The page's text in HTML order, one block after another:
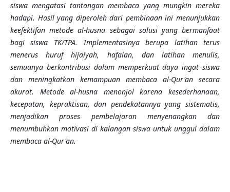
siswa mengatasi tantangan membaca yang mungkin mereka
hadapi. Hasil yang diperoleh dari pembinaan ini menunjukkan
keefektifan metode al-husna sebagai solusi yang bermanfaat
bagi siswa TK/TPA. Implementasinya berupa latihan terus
menerus huruf hijaiyah, hafalan, dan latihan menulis,
semuanya berkontribusi dalam memperkuat daya ingat siswa
dan meningkatkan kemampuan membaca al-Qur'an secara
akurat. Metode al-husna menonjol karena kesederhanaan,
kecepatan, kepraktisan, dan pendekatannya yang sistematis,
menjadikan proses pembelajaran menyenangkan dan
menumbuhkan motivasi di kalangan siswa untuk unggul dalam
membaca al-Qur'an.